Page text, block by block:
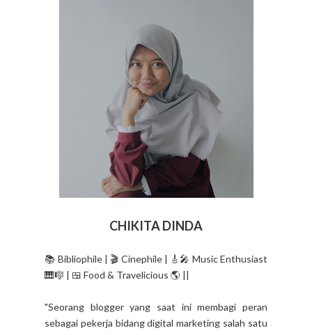
CHIKITA DINDA
📚 Bibliophile | 🎬 Cinephile | 🎸🎤 Music Enthusiast
🎹🎼 | 🍱 Food & Travelicious 🌎 ||
"Seorang blogger yang saat ini membagi peran
sebagai pekerja bidang digital marketing salah satu